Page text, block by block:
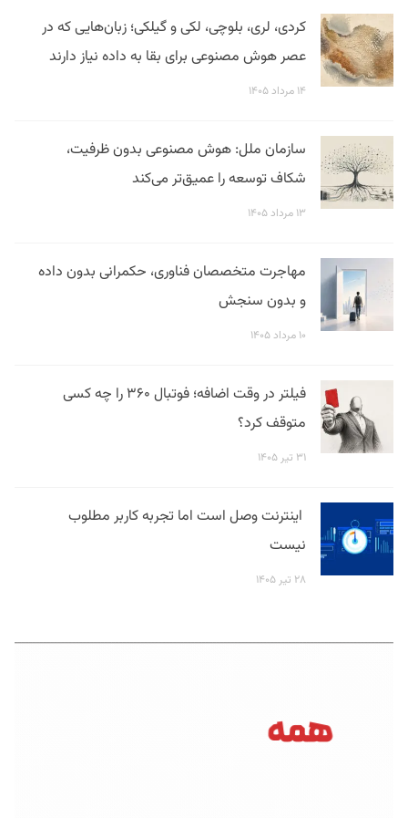
کردی، لری، بلوچی، لکی و گیلکی؛ زبان‌هایی که در
عصر هوش مصنوعی برای بقا به داده نیاز دارند
۱۴ مرداد ۱۴۰۵
سازمان ملل: هوش مصنوعی بدون ظرفیت،
شکاف توسعه را عمیق‌تر می‌کند
۱۳ مرداد ۱۴۰۵
مهاجرت متخصصان فناوری، حکمرانی بدون داده
و بدون سنجش
۱۰ مرداد ۱۴۰۵
فیلتر در وقت اضافه؛ فوتبال ۳۶۰ را چه کسی
متوقف کرد؟
۳۱ تیر ۱۴۰۵
اینترنت وصل است اما تجربه کاربر مطلوب
نیست
۲۸ تیر ۱۴۰۵